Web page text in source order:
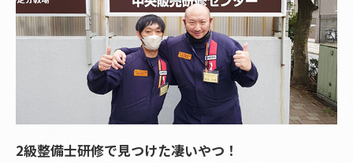
2級整備士研修で見つけた凄いやつ！